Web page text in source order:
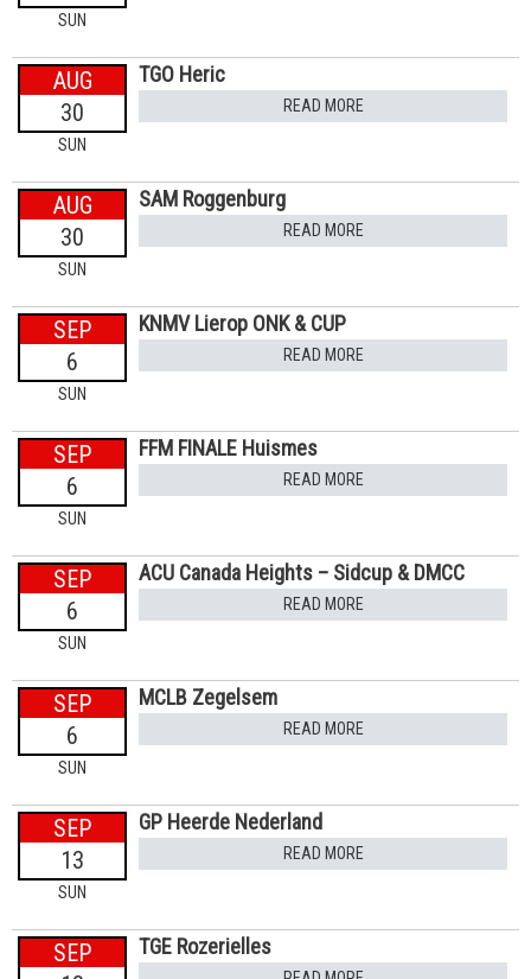
SUN
AUG
30
SUN
TGO Heric
READ MORE
AUG
30
SUN
SAM Roggenburg
READ MORE
SEP
6
SUN
KNMV Lierop ONK & CUP
READ MORE
SEP
6
SUN
FFM FINALE Huismes
READ MORE
SEP
6
SUN
ACU Canada Heights – Sidcup & DMCC
READ MORE
SEP
6
SUN
MCLB Zegelsem
READ MORE
SEP
13
SUN
GP Heerde Nederland
READ MORE
SEP
TGE Rozerielles